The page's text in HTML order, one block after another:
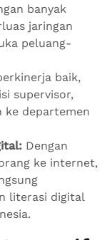
banyak
jaringan
peluang-
baik,
supervisor,
ke departemen
Dengan
ke internet,
literasi digital